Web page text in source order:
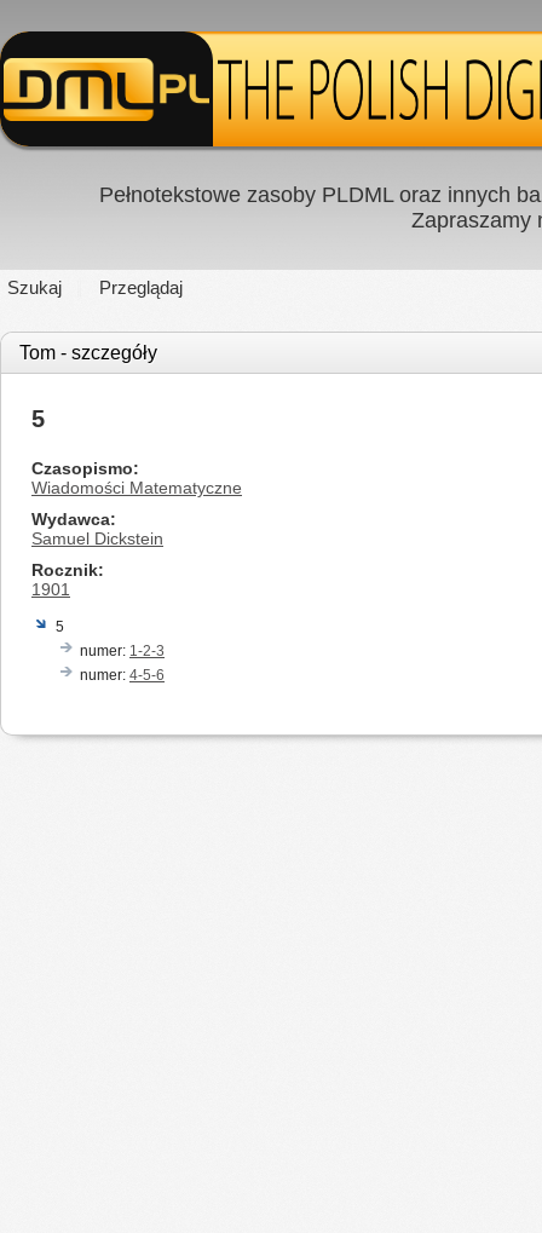
Pełnotekstowe zasoby PLDML oraz innych
Zapraszamy
Szukaj Przeglądaj
Tom - szczegóły
5
Czasopismo
Wiadomości Matematyczne
Wydawca
Samuel Dickstein
Rocznik
1901
5
numer: 1-2-3
numer: 4-5-6